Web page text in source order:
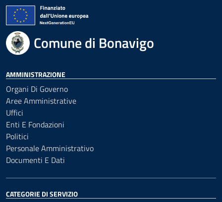
Comune di Bonavigo
AMMINISTRAZIONE
Organi Di Governo
Aree Amministrative
Uffici
Enti E Fondazioni
Politici
Personale Amministrativo
Documenti E Dati
CATEGORIE DI SERVIZIO